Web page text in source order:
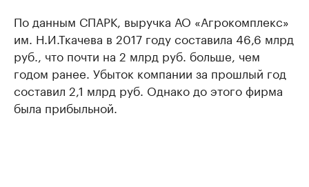
По данным СПАРК, выручка АО «Агрокомплекс»
им. Н.И.Ткачева в 2017 году составила 46,6 млрд
руб., что почти на 2 млрд руб. больше, чем
годом ранее. Убыток компании за прошлый год
составил 2,1 млрд руб. Однако до этого фирма
была прибыльной.